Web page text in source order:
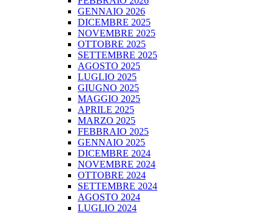
GENNAIO 2026
DICEMBRE 2025
NOVEMBRE 2025
OTTOBRE 2025
SETTEMBRE 2025
AGOSTO 2025
LUGLIO 2025
GIUGNO 2025
MAGGIO 2025
APRILE 2025
MARZO 2025
FEBBRAIO 2025
GENNAIO 2025
DICEMBRE 2024
NOVEMBRE 2024
OTTOBRE 2024
SETTEMBRE 2024
AGOSTO 2024
LUGLIO 2024